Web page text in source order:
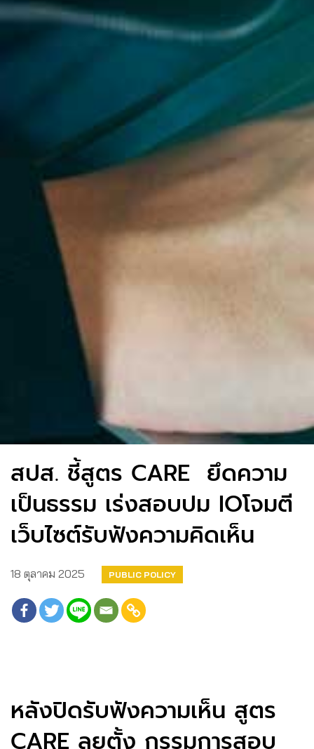
สปส. ชี้สูตร CARE ยึดความ
เป็นธรรม เร่งสอบปม IOโจมตี
เว็บไซต์รับฟังความคิดเห็น
18 ตุลาคม 2025 PUBLIC POLICY
หลังปิดรับฟังความเห็น สูตร
CARE ลุยตั้ง กรรมการสอบ